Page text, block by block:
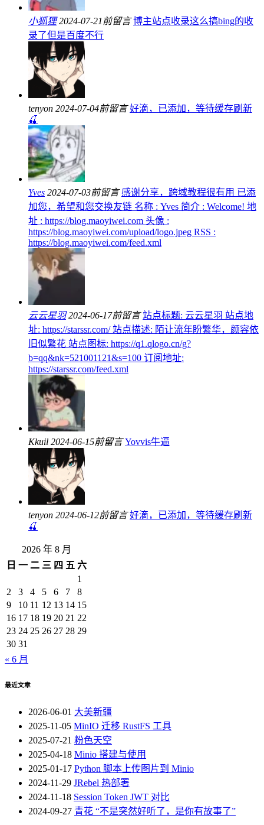
小狐狸 2024-07-21前留言 博主站点收录这么搞bing的收
录了但是百度不行
tenyon 2024-07-04前留言 好滴，已添加，等待缓存刷新
🍒
Yves 2024-07-03前留言 感谢分享，跨域教程很有用 已添
加您，希望和您交换友链 名称 : Yves 简介 : Welcome! 地
址 : https://blog.maoyiwei.com 头像 :
https://blog.maoyiwei.com/upload/logo.jpeg RSS :
https://blog.maoyiwei.com/feed.xml
云云星羽 2024-06-17前留言 站点标题: 云云星羽 站点地
址: https://starssr.com/ 站点描述: 陌让流年盼繁华，颜容依
旧似繁花 站点图标: https://q1.qlogo.cn/g?
b=qq&nk=521001121&s=100 订阅地址:
https://starssr.com/feed.xml
Kkuil 2024-06-15前留言 Yovvis牛逼
tenyon 2024-06-12前留言 好滴，已添加，等待缓存刷新
🍒
2026 年 8 月
日 一 二 三 四 五 六
1
2
3 4 5 6 7
8
9
10 11 12 13 14 15
16 17 18 19 20 21 22
23 24 25 26 27 28 29
30 31
« 6 月
最近文章
2026-06-01 大美新疆
2025-11-05 MinIO 迁移 RustFS 工具
2025-07-21 粉色天空
2025-04-18 Minio 搭建与使用
2025-01-17 Python 脚本上传图片到 Minio
2024-11-29 JRebel 热部署
2024-11-18 Session Token JWT 对比
2024-09-27 青花 “不是突然好听了，是你有故事了”